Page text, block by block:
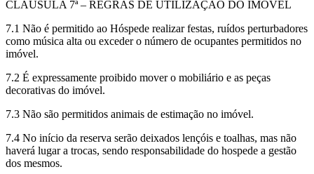
CLÁUSULA 7ª – REGRAS DE UTILIZAÇÃO DO IMÓVEL
7.1 Não é permitido ao Hóspede realizar festas, ruídos perturbadores
como música alta ou exceder o número de ocupantes permitidos no
imóvel.
7.2 É expressamente proibido mover o mobiliário e as peças
decorativas do imóvel.
7.3 Não são permitidos animais de estimação no imóvel.
7.4 No início da reserva serão deixados lençóis e toalhas, mas não
haverá lugar a trocas, sendo responsabilidade do hospede a gestão
dos mesmos.